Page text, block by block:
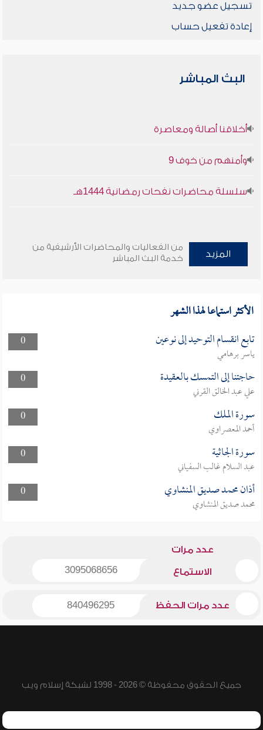
تسجيل عضو جديد
إعادة تفعيل حساب
البث المباشر
أخلاقنا أصالة ومعاصرة
وأمنهم من خوف 9
سلسلة محاضرات نفحات رمضانية 1444هـ
المزيد
من الفعاليات والمحاضرات الأرشيفية من
خدمة البث المباشر
الأكثر استماعا لهذا الشهر
0 تابع انقسام التوحيد إلى نوعين
ياسر برهامي
0
حاجتنا إلى التمسك بالعقيدة
علي عبد الخالق القرني
0
سورة الملك
أحمد المعصراوي
0
سورة الجاثية
عبد السلام غالب السفياني
0
أذان محمد صديق المنشاوي
محمد صديق المنشاوي
عدد مرات
الاستماع 3095068656
عدد مرات الحفظ 840496295
جميع الحقوق محفوظة © 2026 - 1998 لشبكة إسلام ويب